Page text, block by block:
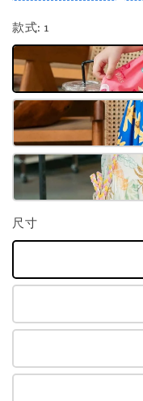
款式: 1
尺寸